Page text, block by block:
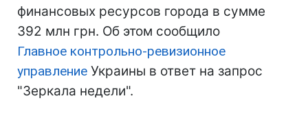
финансовых ресурсов города в сумме
392 млн грн. Об этом сообщило
Главное контрольно-ревизионное
управление Украины в ответ на запрос
"Зеркала недели".